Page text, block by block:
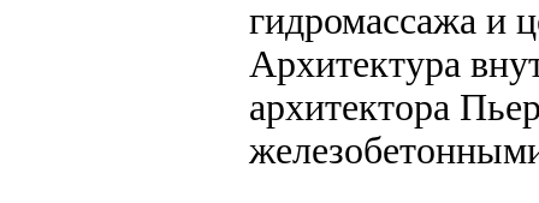
гидромассажа и
Архитектура
архитектора